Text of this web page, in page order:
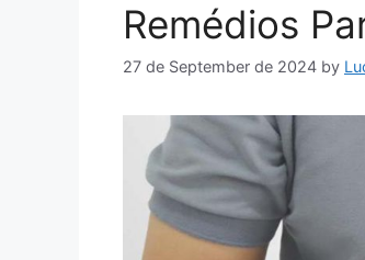
Remédios
27 de September de 2024 by